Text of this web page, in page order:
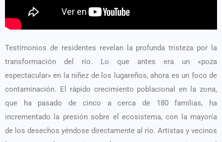
Testimonios de residentes revelan la profunda tristeza por la
transformación del río. Lo que antes era un «poza
espectacular» en la niñez de los lugareños, ahora es un foco de
contaminación. El rápido crecimiento poblacional en la zona,
que ha pasado de cinco a cerca de 180 familias, ha
incrementado la presión sobre el ecosistema, con la mayoría
de los desechos yéndose directamente al río. Artistas y vecinos